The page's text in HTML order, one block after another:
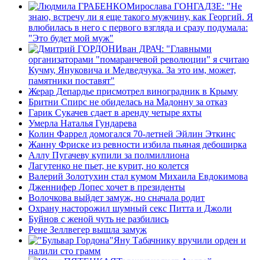
Мирослава ГОНГАДЗЕ: "Не
знаю, встречу ли я еще такого мужчину, как Георгий. Я
влюбилась в него с первого взгляда и сразу подумала:
"Это будет мой муж"
Иван ДРАЧ: "Главными
организаторами "помаранчевой революции" я считаю
Кучму, Януковича и Медведчука. За это им, может,
памятники поставят"
Жерар Депардье присмотрел виноградник в Крыму
Бритни Спирс не обиделась на Мадонну за отказ
Гарик Сукачев сдает в аренду четыре яхты
Умерла Наталья Гундарева
Колин Фаррел домогался 70-летней Эйлин Эткинс
Жанну Фриске из ревности избила пьяная дебоширка
Аллу Пугачеву купили за полмиллиона
Лагутенко не пьет, не курит, но колется
Валерий Золотухин стал кумом Михаила Евдокимова
Дженнифер Лопес хочет в президенты
Волочкова выйдет замуж, но сначала родит
Охрану насторожил шумный секс Питта и Джоли
Буйнов с женой чуть не разбились
Рене Зеллвегер вышла замуж
Яну Табачнику вручили орден и
налили сто грамм